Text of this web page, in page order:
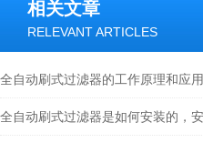
相关文章
RELEVANT ARTICLES
全自动刷式过滤器的工作原理和应用